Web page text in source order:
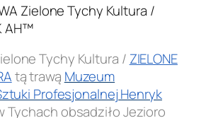
Zielone Tychy Kultura /
AH™
Tychy Kultura / ZIELONE
tą trawą Muzeum
Profesjonalnej Henryk
Tychach obsadziło Jezioro